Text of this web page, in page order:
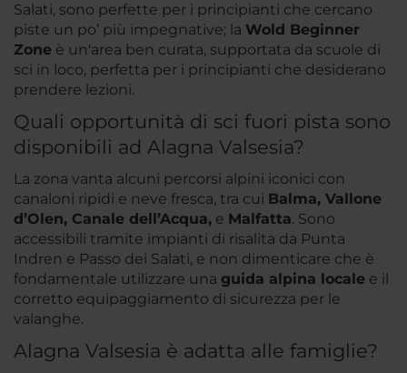
Salati, sono perfette per i principianti che cercano
piste un po’ più impegnative; la Wold Beginner
Zone è un'area ben curata, supportata da scuole di
sci in loco, perfetta per i principianti che desiderano
prendere lezioni.
Quali opportunità di sci fuori pista sono
disponibili ad Alagna Valsesia?
La zona vanta alcuni percorsi alpini iconici con
canaloni ripidi e neve fresca, tra cui Balma, Vallone
d’Olen, Canale dell’Acqua, e Malfatta. Sono
accessibili tramite impianti di risalita da Punta
Indren e Passo dei Salati, e non dimenticare che è
fondamentale utilizzare una guida alpina locale e il
corretto equipaggiamento di sicurezza per le
valanghe.
Alagna Valsesia è adatta alle famiglie?